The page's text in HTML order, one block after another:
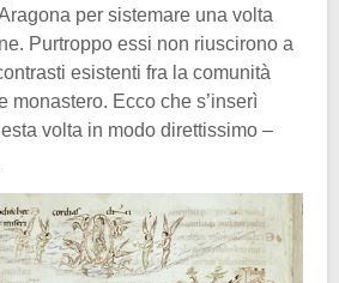
per sistemare una volta
Purtroppo essi non riuscirono a
esistenti fra la comunità
monastero. Ecco che s’inserì
volta in modo direttissimo –